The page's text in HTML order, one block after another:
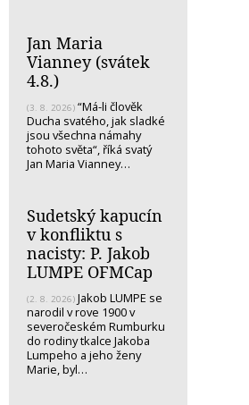
Jan Maria
Vianney (svátek
4.8.)
(3. 8. 2026) “Má-li člověk
Ducha svatého, jak sladké
jsou všechna námahy
tohoto světa“, říká svatý
Jan Maria Vianney…
Sudetský kapucín
v konfliktu s
nacisty: P. Jakob
LUMPE OFMCap
(2. 8. 2026) Jakob LUMPE se
narodil v rove 1900 v
severočeském Rumburku
do rodiny tkalce Jakoba
Lumpeho a jeho ženy
Marie, byl…